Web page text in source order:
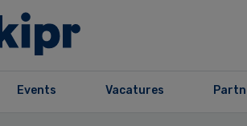
Events Vacatures